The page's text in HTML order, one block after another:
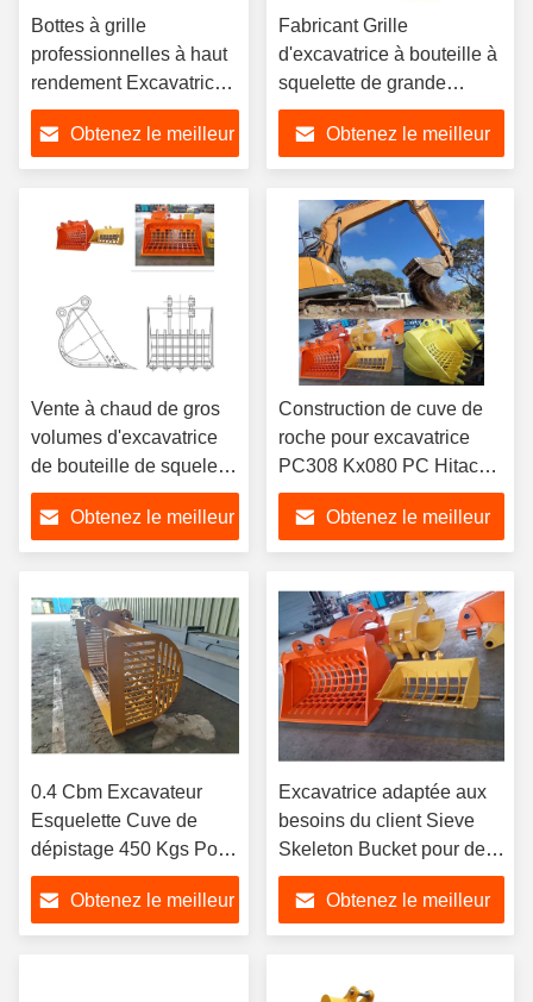
Bottes à grille
professionnelles à haut
rendement Excavatrice
Bottes à squelette pour
excavatrice Sanny
Hitachi Komatsu PC Etc
Obtenez le meilleur
Fabricant Grille
d'excavatrice à bouteille à
squelette de grande
quantité de haute qualité
pour PC320, SK200,
ZX60, PC60 et autres
Obtenez le meilleur
Vente à chaud de gros
volumes d'excavatrice
de bouteille de squelette
pour mini-excavatrice
PC30, PC306, PC308,
etc.
Obtenez le meilleur
Construction de cuve de
roche pour excavatrice
PC308 Kx080 PC Hitachi
Kobelco
Obtenez le meilleur
0.4 Cbm Excavateur
Esquelette Cuve de
dépistage 450 Kgs Pour
3-20Ton
Obtenez le meilleur
Excavatrice adaptée aux
besoins du client Sieve
Skeleton Bucket pour des
pièces 0,4 CBM
Obtenez le meilleur